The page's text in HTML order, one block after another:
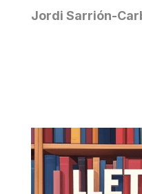
Jordi Sarrión-